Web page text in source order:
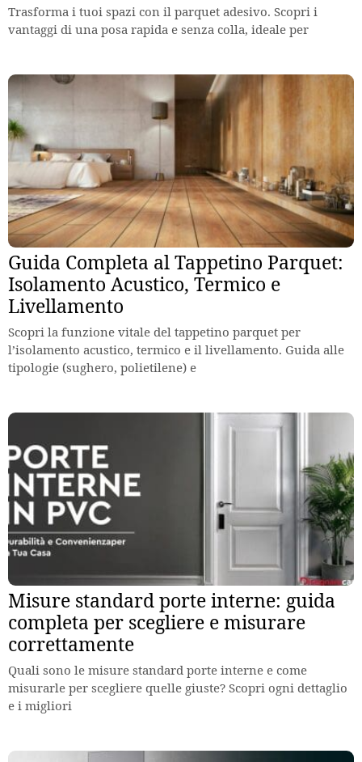
Trasforma i tuoi spazi con il parquet adesivo. Scopri i
vantaggi di una posa rapida e senza colla, ideale per
Guida Completa al Tappetino Parquet:
Isolamento Acustico, Termico e
Livellamento
Scopri la funzione vitale del tappetino parquet per
l’isolamento acustico, termico e il livellamento. Guida alle
tipologie (sughero, polietilene) e
Misure standard porte interne: guida
completa per scegliere e misurare
correttamente
Quali sono le misure standard porte interne e come
misurarle per scegliere quelle giuste? Scopri ogni dettaglio
e i migliori